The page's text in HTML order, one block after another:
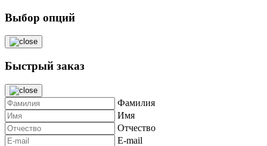
Выбор опций
Быстрый заказ
Фамилия
Имя
Отчество
E-mail